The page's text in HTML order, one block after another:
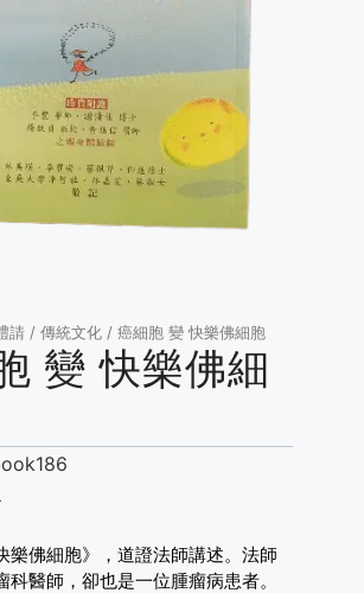
請 / 傳統文化 / 癌細胞 變 快樂佛細胞
變 快樂佛細
樂佛細胞》，道證法師講述。法師
科醫師，卻也是一位腫瘤病患者。